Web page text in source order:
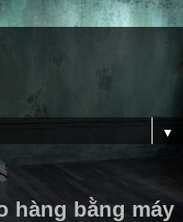
▼
hàng bằng máy